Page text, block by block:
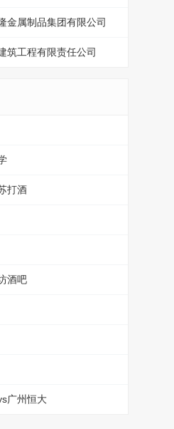
金属制品集团有限公司
筑工程有限责任公司
打酒
酒吧
广州恒大